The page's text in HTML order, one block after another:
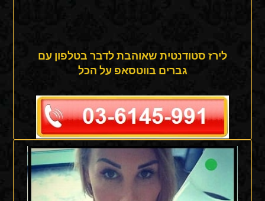
לירז סטודנטית שאוהבת לדבר בטלפון עם
גברים בווטסאפ על הכל